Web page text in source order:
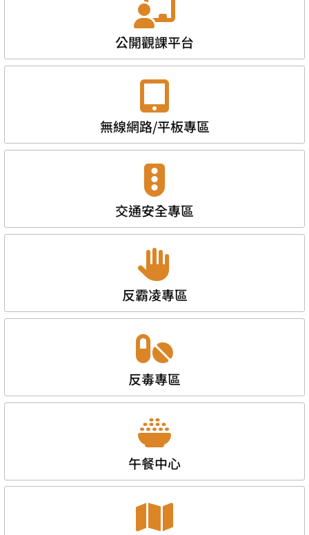
公開觀課平台
無線網路/平板專區
交通安全專區
反霸凌專區
反毒專區
午餐中心